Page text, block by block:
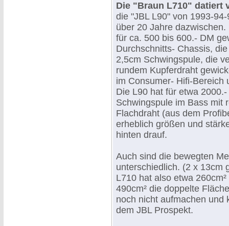
Die "Braun L710" datiert
die "JBL L90" von 1993-
über 20 Jahre
für ca. 500 bis 600.- DM
Durchschnitts- Chassis,
2,5cm Schwingspule, die
rundem Kupferdraht
im Consumer- Hifi-Bereich
Die L90 hat für etwa
Schwingspule im Bass mit
Flachdraht (aus dem
erheblich größen und
hinten drauf.
Auch sind die bewegten
unterschiedlich. (2 x 13cm
L710 hat also etwa
490cm² die doppelte
noch nicht aufmachen und
dem JBL Prospekt.